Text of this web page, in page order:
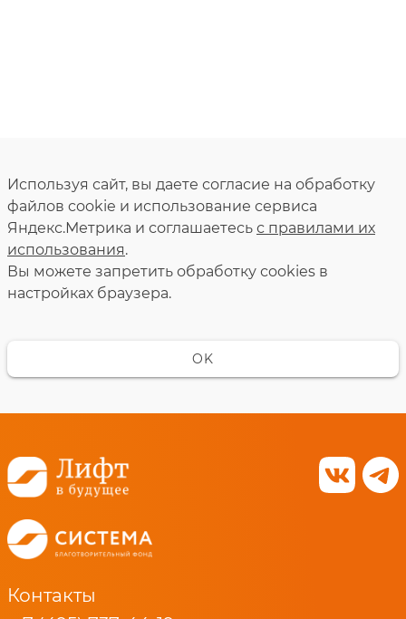
Используя сайт, вы даете согласие на обработку
файлов cookie и использование сервиса
Яндекс.Метрика и соглашаетесь с правилами их
использования.
Вы можете запретить обработку сookies в
настройках браузера.
OK
Контакты